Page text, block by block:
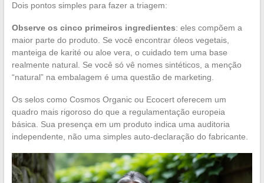
Dois pontos simples para fazer a triagem:
Observe os cinco primeiros ingredientes: eles compõem a
maior parte do produto. Se você encontrar óleos vegetais,
manteiga de karité ou aloe vera, o cuidado tem uma base
realmente natural. Se você só vê nomes sintéticos, a menção
“natural” na embalagem é uma questão de marketing.
Os selos como Cosmos Organic ou Ecocert oferecem um
quadro mais rigoroso do que a regulamentação europeia
básica. Sua presença em um produto indica uma auditoria
independente, não uma simples auto-declaração do fabricante.